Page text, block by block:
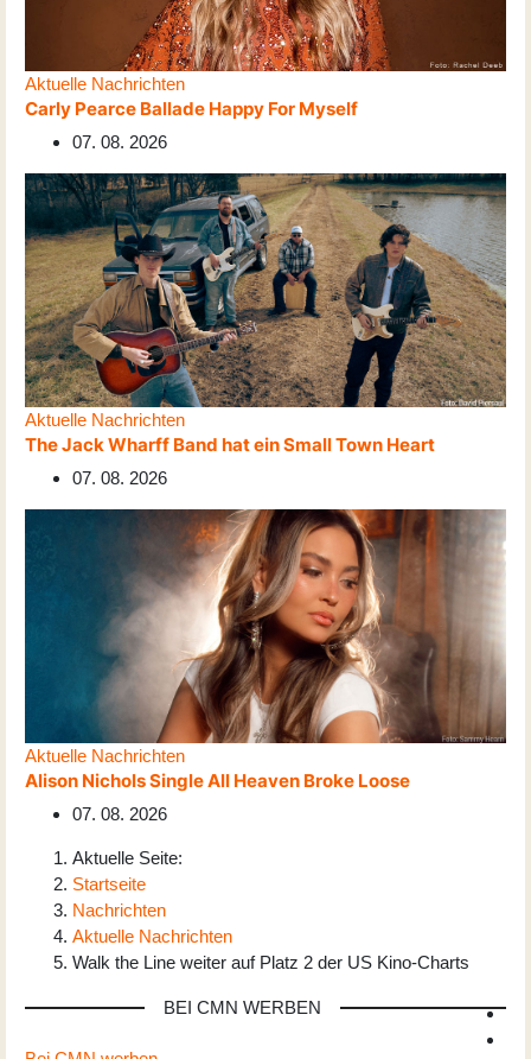
Aktuelle Nachrichten
Carly Pearce Ballade Happy For Myself
07. 08. 2026
Aktuelle Nachrichten
The Jack Wharff Band hat ein Small Town Heart
07. 08. 2026
Aktuelle Nachrichten
Alison Nichols Single All Heaven Broke Loose
07. 08. 2026
Aktuelle Seite:
Startseite
Nachrichten
Aktuelle Nachrichten
Walk the Line weiter auf Platz 2 der US Kino-Charts
BEI CMN WERBEN